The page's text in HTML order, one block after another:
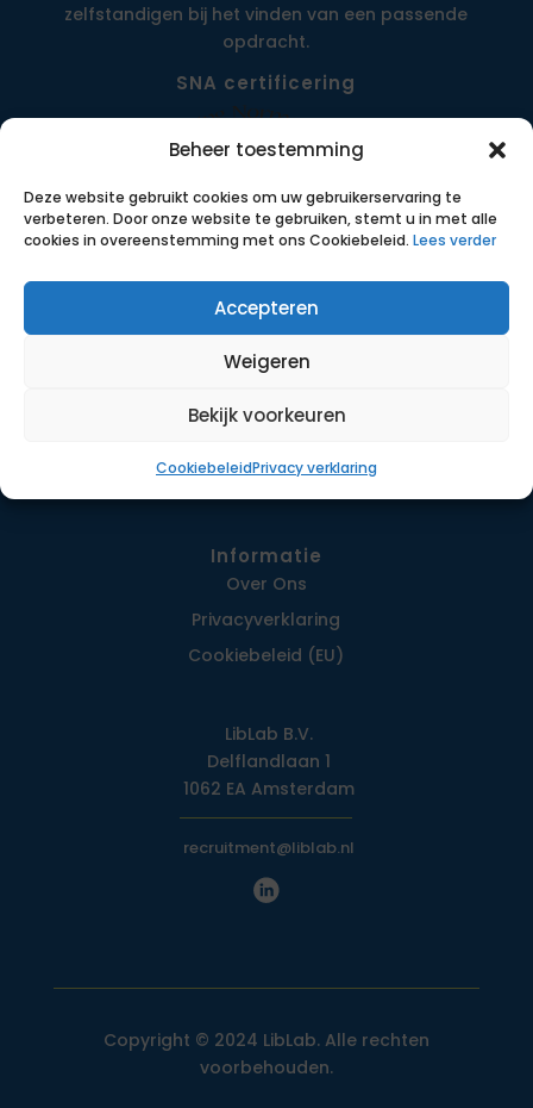
Beheer toestemming
Deze website gebruikt cookies om uw gebruikerservaring te
verbeteren. Door onze website te gebruiken, stemt u in met alle
cookies in overeenstemming met ons Cookiebeleid. Lees verder
Accepteren
Weigeren
Bekijk voorkeuren
CookiebeleidPrivacy verklaring
zelfstandigen bij het vinden van een passende
opdracht.
SNA certificering
Opdrachten
Werkwijze
Contact
Informatie
Over Ons
Privacy­verklaring
Cookiebeleid (EU)
LibLab B.V.
Delflandlaan 1
1062 EA Amsterdam
recruitment@liblab.nl
Copyright © 2024 LibLab. Alle rechten
voorbehouden.